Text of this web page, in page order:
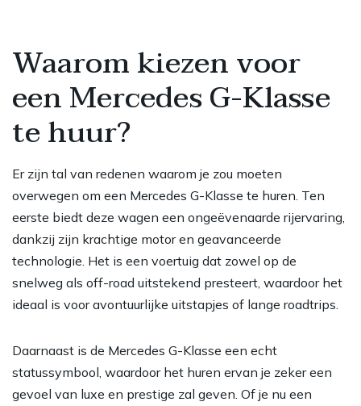
Waarom kiezen voor
een Mercedes G-Klasse
te huur?
Er zijn tal van redenen waarom je zou moeten
overwegen om een Mercedes G-Klasse te huren. Ten
eerste biedt deze wagen een ongeëvenaarde rijervaring,
dankzij zijn krachtige motor en geavanceerde
technologie. Het is een voertuig dat zowel op de
snelweg als off-road uitstekend presteert, waardoor het
ideaal is voor avontuurlijke uitstapjes of lange roadtrips.
Daarnaast is de Mercedes G-Klasse een echt
statussymbool, waardoor het huren ervan je zeker een
gevoel van luxe en prestige zal geven. Of je nu een